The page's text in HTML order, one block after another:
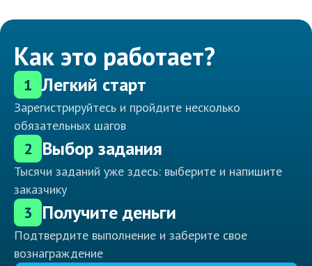
Как это работает?
1 Легкий старт
Зарегистрируйтесь и пройдите несколько
обязательных шагов
2 Выбор задания
Тысячи заданий уже здесь: выберите и напишите
заказчику
3 Получите деньги
Подтвердите выполнение и заберите свое
вознаграждение